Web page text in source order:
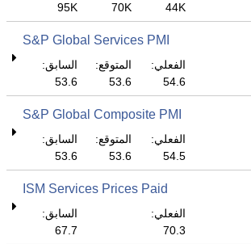
44K
70K
95K
S&P Global Services PMI
الفعلي:
54.6
المتوقع:
53.6
السابق:
53.6
S&P Global Composite PMI
الفعلي:
54.5
المتوقع:
53.6
السابق:
53.6
ISM Services Prices Paid
الفعلي:
70.3
السابق:
67.7